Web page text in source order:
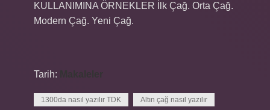
KULLANIMINA ÖRNEKLER İlk Çağ. Orta Çağ.
Modern Çağ. Yeni Çağ.
Tarih:
1300da nasıl yazılır TDK Altın çağ nasıl yazılır